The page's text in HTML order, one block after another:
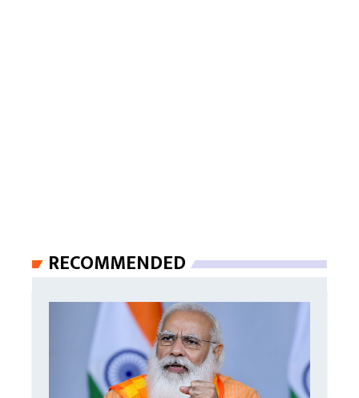
RECOMMENDED